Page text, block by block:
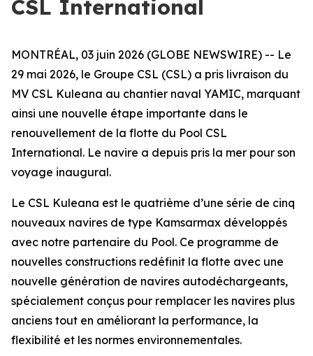
CSL International
MONTRÉAL, 03 juin 2026 (GLOBE NEWSWIRE) -- Le
29 mai 2026, le Groupe CSL (CSL) a pris livraison du
MV CSL Kuleana au chantier naval YAMIC, marquant
ainsi une nouvelle étape importante dans le
renouvellement de la flotte du Pool CSL
International. Le navire a depuis pris la mer pour son
voyage inaugural.
Le CSL Kuleana est le quatrième d’une série de cinq
nouveaux navires de type Kamsarmax développés
avec notre partenaire du Pool. Ce programme de
nouvelles constructions redéfinit la flotte avec une
nouvelle génération de navires autodéchargeants,
spécialement conçus pour remplacer les navires plus
anciens tout en améliorant la performance, la
flexibilité et les normes environnementales.